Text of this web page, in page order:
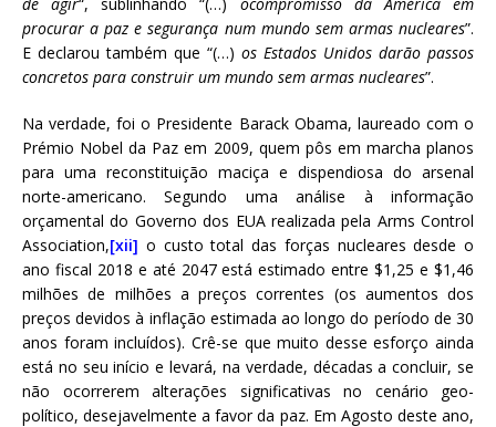
procurar a paz e segurança num mundo sem armas nucleares”.
E declarou também que “(…) os Estados Unidos darão passos
concretos para construir um mundo sem armas nucleares”.
Na verdade, foi o Presidente Barack Obama, laureado com o
Prémio Nobel da Paz em 2009, quem pôs em marcha planos
para uma reconstituição maciça e dispendiosa do arsenal
norte-americano. Segundo uma análise à informação
orçamental do Governo dos EUA realizada pela Arms Control
Association,[xii] o custo total das forças nucleares desde o
ano fiscal 2018 e até 2047 está estimado entre $1,25 e $1,46
milhões de milhões a preços correntes (os aumentos dos
preços devidos à inflação estimada ao longo do período de 30
anos foram incluídos). Crê-se que muito desse esforço ainda
está no seu início e levará, na verdade, décadas a concluir, se
não ocorrerem alterações significativas no cenário geo-
político, desejavelmente a favor da paz. Em Agosto deste ano,